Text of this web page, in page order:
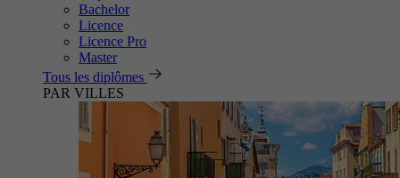
Bachelor
Licence
Licence Pro
Master
Tous les diplômes
PAR VILLES